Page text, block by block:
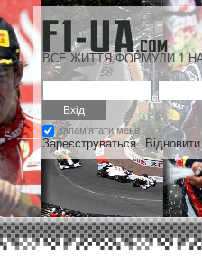
ВСЕ ЖИТТЯ ФОРМУЛИ 1
запам'ятати мене
Зареєструваться